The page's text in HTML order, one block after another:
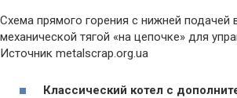
Схема прямого горения с нижней подачей
механической тягой «на цепочке» для
Источник metalscrap.org.ua
Классический котел с